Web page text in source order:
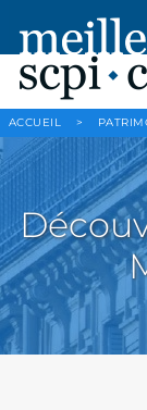
ACCUEIL >